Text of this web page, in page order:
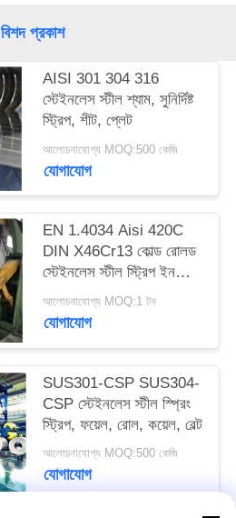
বিশদ প্রকাশ
AISI 301 304 316
স্টেইনলেস স্টীল শ্যাম, সুনির্দিষ্ট
স্ট্রিপ, শীট, প্লেট
আলোচনাযোগ্য MOQ:500 কেজি
যোগাযোগ
EN 1.4034 Aisi 420C
DIN X46Cr13 কোল্ড রোলড
স্টেইনলেস স্টীল স্ট্রিপ ইন
আলোচনাযোগ্য MOQ:1 টন
যোগাযোগ
SUS301-CSP SUS304-
CSP স্টেইনলেস স্টীল স্প্রিং
স্ট্রিপ, ফয়েল, রোল, কয়েল, বেল্ট
আলোচনাযোগ্য MOQ:500 কেজি
যোগাযোগ